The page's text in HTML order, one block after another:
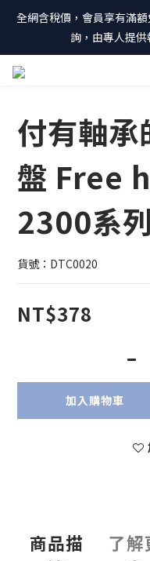
全網含稅價，會員享有滿
詢，由專人提
付有軸
盤 Free
2300系
貨號：DTC0020
NT$378
加入購物車
商品描
了解